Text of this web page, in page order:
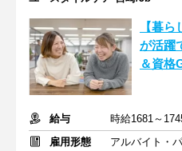
【暮
が活躍
＆資格
給与
雇用形態
アルバイト・